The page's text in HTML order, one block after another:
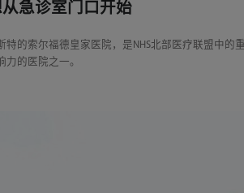
急诊室门口开始
特的索尔福德皇家医院，是NHS北部医疗联盟中
力的医院之一。